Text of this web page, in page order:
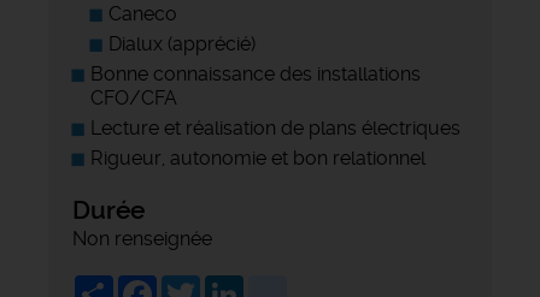
Caneco
Dialux (apprécié)
Bonne connaissance des installations
CFO/CFA
Lecture et réalisation de plans électriques
Rigueur, autonomie et bon relationnel
Durée
Non renseignée
ShareFacebook
Twitter